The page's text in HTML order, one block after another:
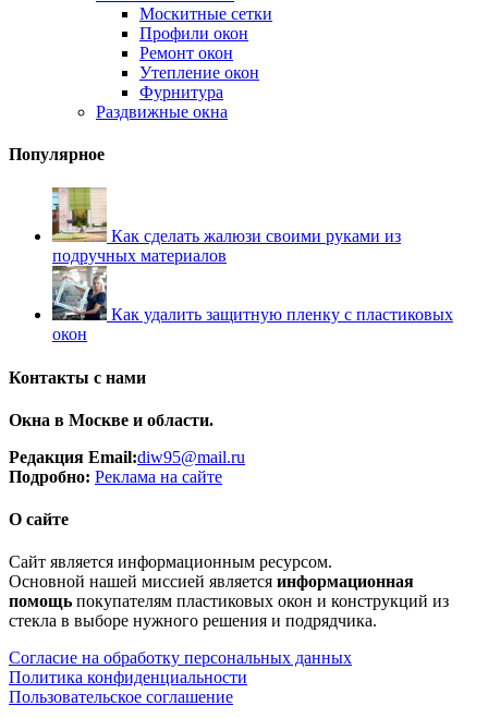
Москитные сетки
Профили окон
Ремонт окон
Утепление окон
Фурнитура
Раздвижные окна
Популярное
Как сделать жалюзи своими руками из
подручных материалов
Как удалить защитную пленку с пластиковых
окон
Контакты с нами
Окна в Москве и области.
Редакция Email:diw95@mail.ru
Подробно: Реклама на сайте
О сайте
Сайт является информационным ресурсом.
Основной нашей миссией является информационная
помощь покупателям пластиковых окон и конструкций из
стекла в выборе нужного решения и подрядчика.
Согласие на обработку персональных данных
Политика конфиденциальности
Пользовательское соглашение